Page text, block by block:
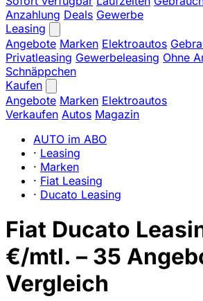
Anzahlung Deals Gewerbe
Leasing
Angebote Marken Elektroautos
Privatleasing Gewerbeleasing Ohne
Schnäppchen
Kaufen
Angebote Marken Elektroautos
Verkaufen Autos Magazin
AUTO im ABO
· Leasing
· Marken
· Fiat Leasing
· Ducato Leasing
Fiat Ducato
€/mtl. – 35
Vergleich